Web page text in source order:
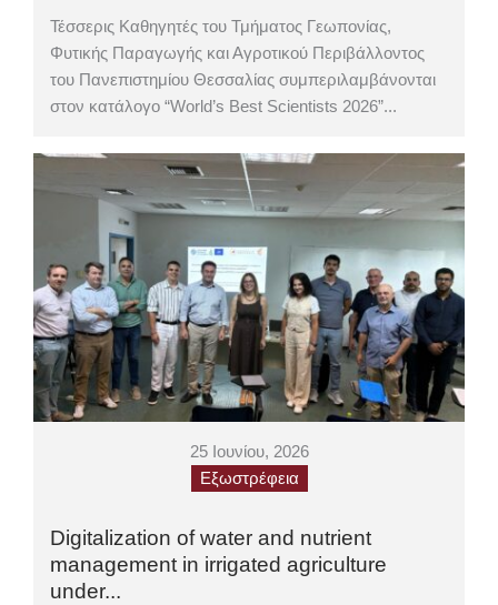
Τέσσερις Καθηγητές του Τμήματος Γεωπονίας,
Φυτικής Παραγωγής και Αγροτικού Περιβάλλοντος
του Πανεπιστημίου Θεσσαλίας συμπεριλαμβάνονται
στον κατάλογο “World’s Best Scientists 2026”...
25 Ιουνίου, 2026
Εξωστρέφεια
Digitalization of water and nutrient
management in irrigated agriculture
under...